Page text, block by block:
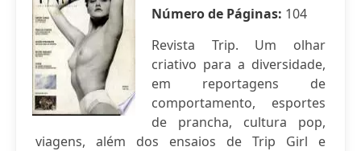
Número de Páginas: 104
Revista Trip. Um olhar
criativo para a diversidade,
em reportagens de
comportamento, esportes
de prancha, cultura pop,
viagens, além dos ensaios de Trip Girl e